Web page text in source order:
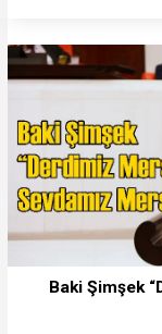
Baki Şimşek